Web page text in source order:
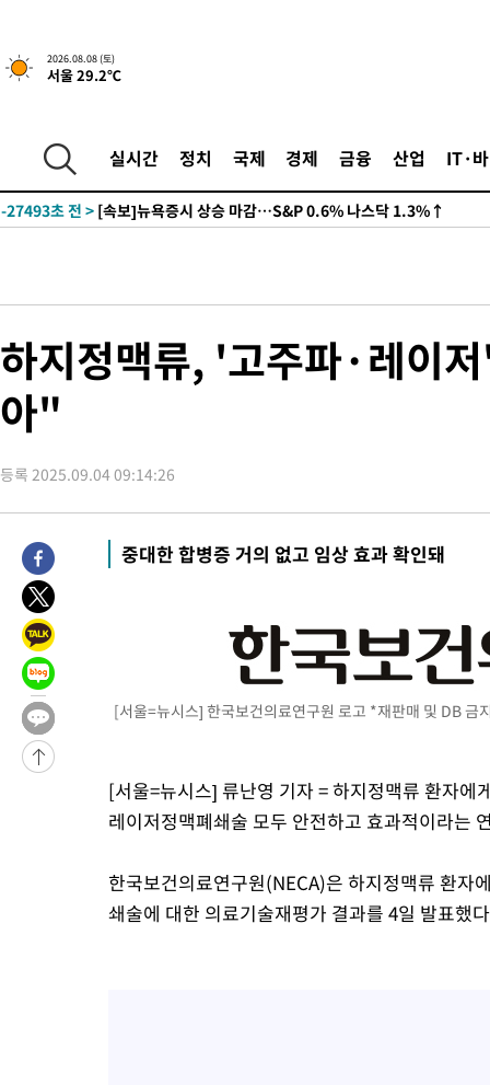
2026.08.08 (토)
서울 29.2℃
실시간 정치 국제 경제 금융 산업 IT·
-27493초 전 > [속보]뉴욕증시 상승 마감…S&P 0.6% 나스닥 1.3%↑
하지정맥류, '고주파·레이
아"
등록 2025.09.04 09:14:26
중대한 합병증 거의 없고 임상 효과 확인돼
[서울=뉴시스] 한국보건의료연구원 로고 *재판매 및 DB 금
[서울=뉴시스] 류난영 기자 = 하지정맥류 환자
레이저정맥폐쇄술 모두 안전하고 효과적이라는
한국보건의료연구원(NECA)은 하지정맥류 환자
쇄술에 대한 의료기술재평가 결과를 4일 발표했